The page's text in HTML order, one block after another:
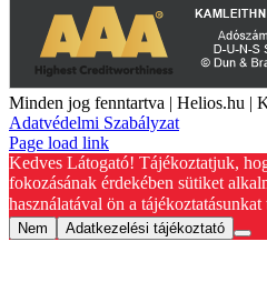
Minden jog fenntartva | Helios.hu |
Adatvédelmi Szabályzat
YouTube
Facebook
Page load link
Kedves Látogató! Tájékoztatjuk,
fokozásának érdekében sütiket
használatával ön a
Nem
Adatkezelési tájékoztató